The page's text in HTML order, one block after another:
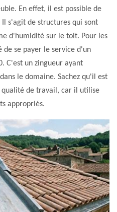
En effet, il est possible de
s'agit de structures qui sont
d'humidité sur le toit. Pour les
se payer le service d'un
C'est un zingueur ayant
le domaine. Sachez qu'il est
de travail, car il utilise
appropriés.